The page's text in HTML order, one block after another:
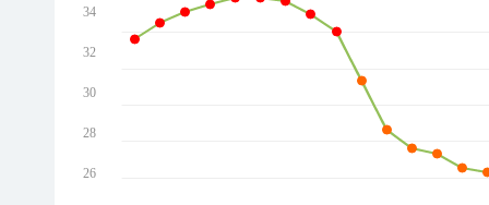
34
32
30
28
26